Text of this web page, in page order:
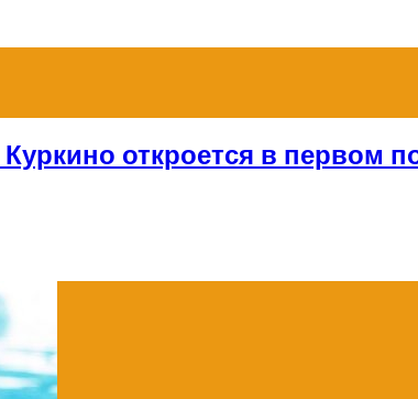
откроется в первом